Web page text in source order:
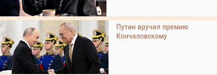
Путин вручил премию
Кончаловскому